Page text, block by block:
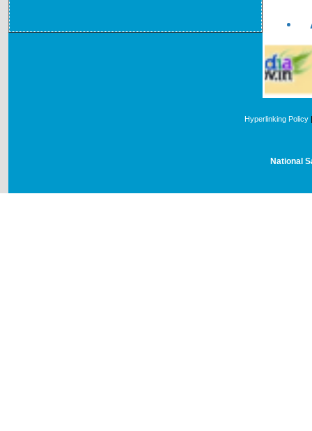
Hyperlinking Policy
National